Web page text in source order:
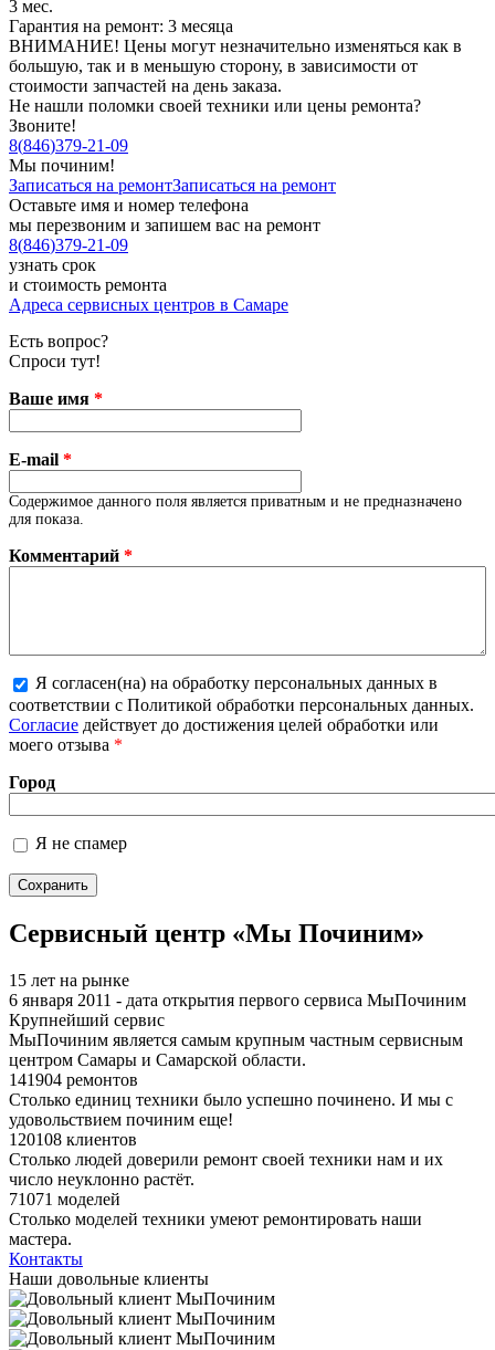
3 мес.
Гарантия на ремонт: 3 месяца
ВНИМАНИЕ! Цены могут незначительно изменяться как в
большую, так и в меньшую сторону, в зависимости от
стоимости запчастей на день заказа.
Не нашли поломки своей техники или цены ремонта?
Звоните!
8(846)379-21-09
Мы починим!
Записаться на ремонтЗаписаться на ремонт
Оставьте имя и номер телефона
мы перезвоним и запишем вас на ремонт
8(846)379-21-09
узнать срок
и стоимость ремонта
Адреса сервисных центров в Самаре
Есть вопрос?
Спроси тут!
Ваше имя *
E-mail *
Содержимое данного поля является приватным и не предназначено
для показа.
Комментарий *
Более подробная информация о текстовых
форматах
Я согласен(на) на обработку персональных данных в
соответствии с Политикой обработки персональных данных.
Согласие действует до достижения целей обработки или
моего отзыва *
Город
Я не спамер
Я спамер
Сервисный центр «Мы Починим»
15 лет на рынке
6 января 2011 - дата открытия первого сервиса МыПочиним
Крупнейший сервис
МыПочиним является самым крупным частным сервисным
центром Самары и Самарской области.
141904 ремонтов
Столько единиц техники было успешно починено. И мы с
удовольствием починим еще!
120108 клиентов
Столько людей доверили ремонт своей техники нам и их
число неуклонно растёт.
71071 моделей
Столько моделей техники умеют ремонтировать наши
мастера.
Контакты
Наши довольные клиенты